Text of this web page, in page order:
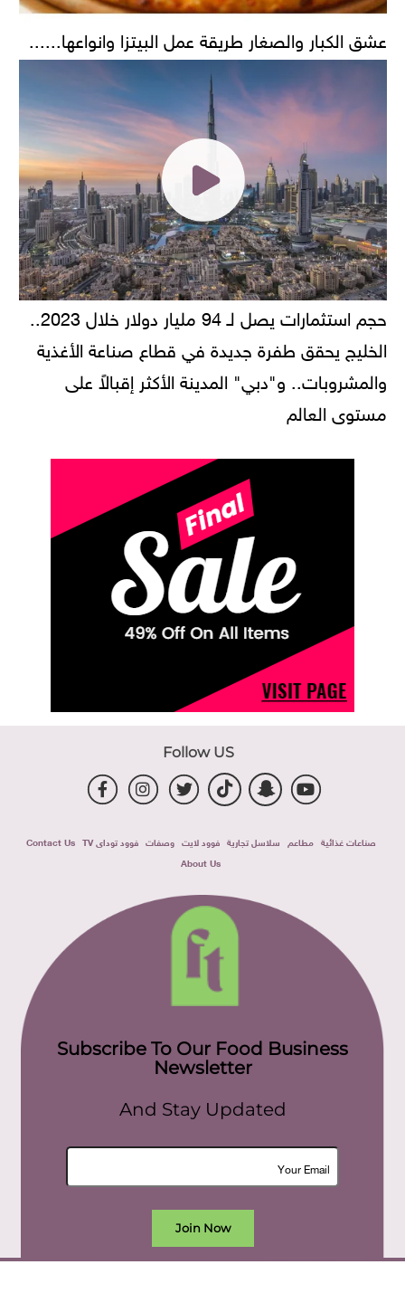
عشق الكبار والصغار طريقة عمل البيتزا وانواعها......
حجم استثمارات يصل لـ 94 مليار دولار خلال 2023..
الخليج يحقق طفرة جديدة في قطاع صناعة الأغذية
والمشروبات.. و"دبي" المدينة الأكثر إقبالاً على
مستوى العالم
Follow US
صناعات غذائية مطاعم سلاسل تجارية فوود لايت وصفات فوود توداى TV
Contact Us
About Us
Subscribe To Our Food Business
Newsletter
And Stay Updated
Join Now